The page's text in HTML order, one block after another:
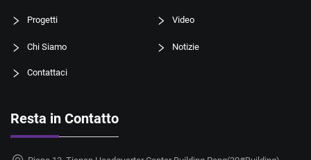
Progetti Video
Chi Siamo Notizie
Contattaci
Resta in Contatto